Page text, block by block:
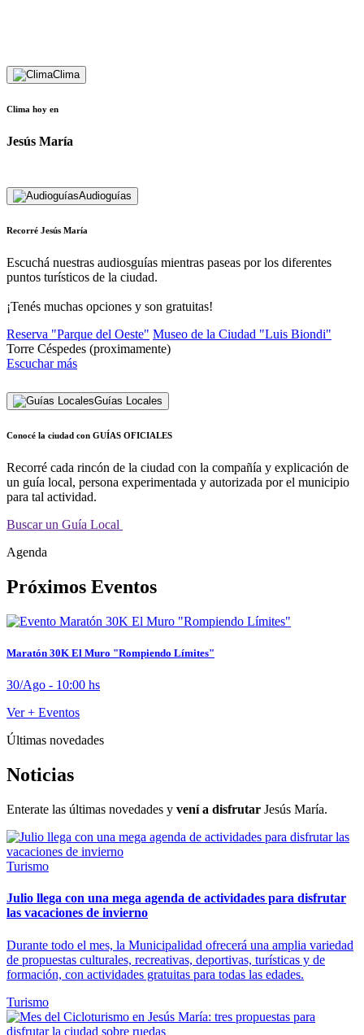
Clima
Clima hoy en
Jesús María
Audioguías
Recorré Jesús María
Escuchá nuestras audiosguías mientras paseas por los diferentes
puntos turísticos de la ciudad.
¡Tenés muchas opciones y son gratuitas!
Reserva "Parque del Oeste" Museo de la Ciudad "Luis Biondi"
Torre Céspedes (proximamente)
Escuchar más
Guías Locales
Conocé la ciudad con GUÍAS OFICIALES
Recorré cada rincón de la ciudad con la compañía y explicación de
un guía local, persona experimentada y autorizada por el municipio
para tal actividad.
Buscar un Guía Local
Agenda
Próximos Eventos
Maratón 30K El Muro "Rompiendo Límites"
30/Ago - 10:00 hs
Ver + Eventos
Últimas novedades
Noticias
Enterate las últimas novedades y vení a disfrutar Jesús María.
Turismo
Julio llega con una mega agenda de actividades para disfrutar
las vacaciones de invierno
Durante todo el mes, la Municipalidad ofrecerá una amplia variedad
de propuestas culturales, recreativas, deportivas, turísticas y de
formación, con actividades gratuitas para todas las edades.
Turismo